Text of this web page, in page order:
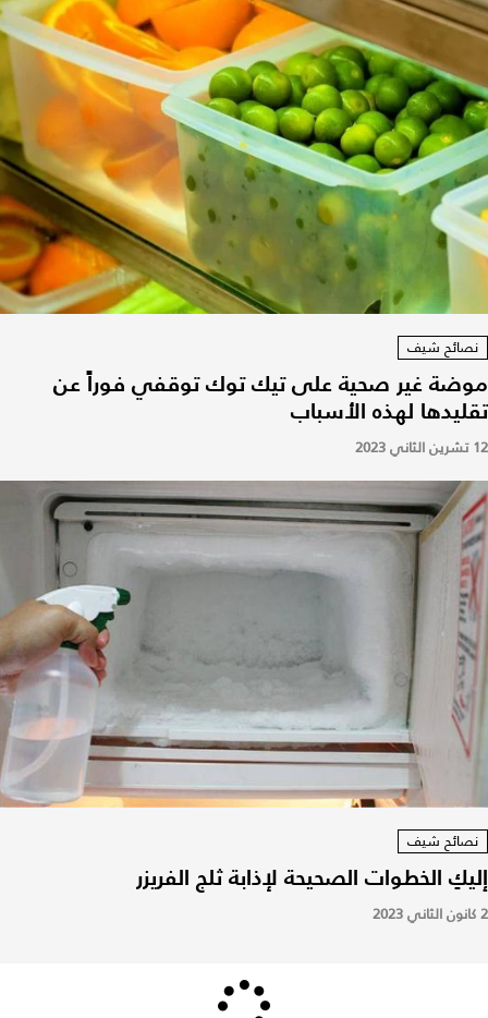
نصائح شيف
موضة غير صحية على تيك توك توقفي فوراً عن
تقليدها لهذه الأسباب
12 تشرين الثاني 2023
نصائح شيف
إليكِ الخطوات الصحيحة لإذابة ثلج الفريزر
2 كانون الثاني 2023